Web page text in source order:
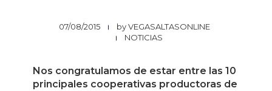
07/08/2015 byVEGASALTASONLINE
NOTICIAS
Nos congratulamos de estar entre las 10
principales cooperativas productoras de